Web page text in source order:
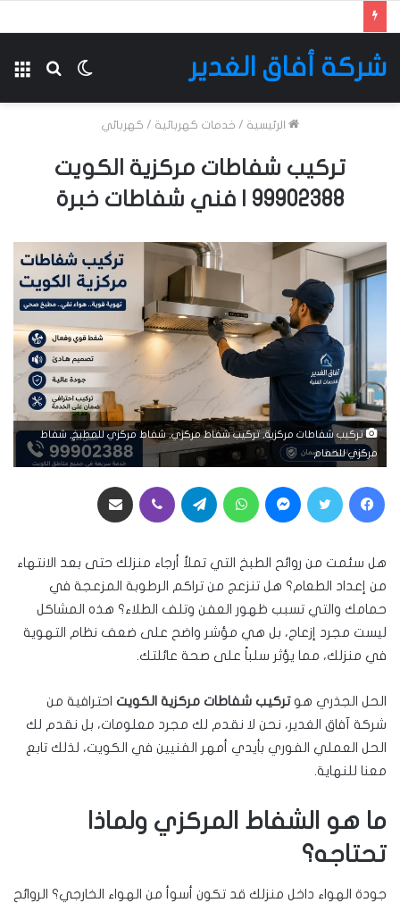
بحث الوضع
شركة أفاق الغدير
الرئيسية / خدمات كهربائية / كهربائي
تركيب شفاطات مركزية الكويت
99902388 | فني شفاطات خبرة
تركيب شفاطات مركزية, تركيب شفاط مركزي, شفاط مركزي للمطبخ, شفاط
مركزي للحمام
فيسبوك تويتر ماسنجر واتساب تيلقرام ڤايبر
هل سئمت من روائح الطبخ التي تملأ أرجاء منزلك حتى بعد الانتهاء
من إعداد الطعام؟ هل تنزعج من تراكم الرطوبة المزعجة في
حمامك والتي تسبب ظهور العفن وتلف الطلاء؟ هذه المشاكل
ليست مجرد إزعاج، بل هي مؤشر واضح على ضعف نظام التهوية
في منزلك، مما يؤثر سلباً على صحة عائلتك.
الحل الجذري هوتركيب شفاطات مركزية الكويت احترافية من
شركة آفاق الغدير، نحن لا نقدم لك مجرد معلومات، بل نقدم لك
الحل العملي الفوري بأيدي أمهر الفنيين في الكويت، لذلك تابع
معنا للنهاية.
ما هو الشفاط المركزي ولماذا
تحتاجه؟
جودة الهواء داخل منزلك قد تكون أسوأ من الهواء الخارجي؟ الروائح